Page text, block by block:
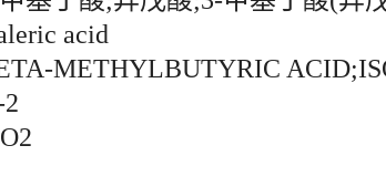
acid
METHYLBUTYRIC